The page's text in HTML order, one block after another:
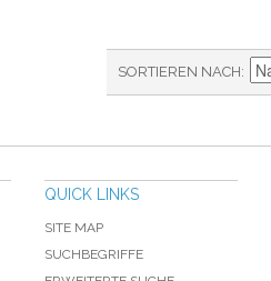
SORTIEREN NACH
QUICK LINKS
SITE MAP
SUCHBEGRIFFE